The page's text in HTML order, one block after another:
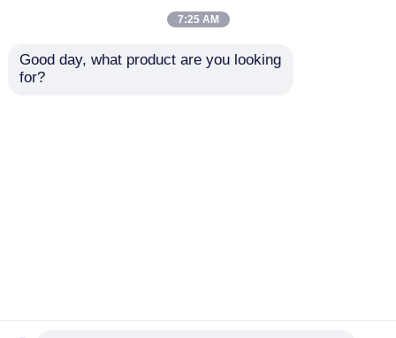
7:25 AM
Good day, what product are you looking
for?